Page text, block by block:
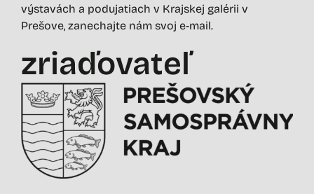
výstavách a podujatiach v Krajskej galérii v
Prešove, zanechajte nám svoj e-mail.
zriaďovateľ